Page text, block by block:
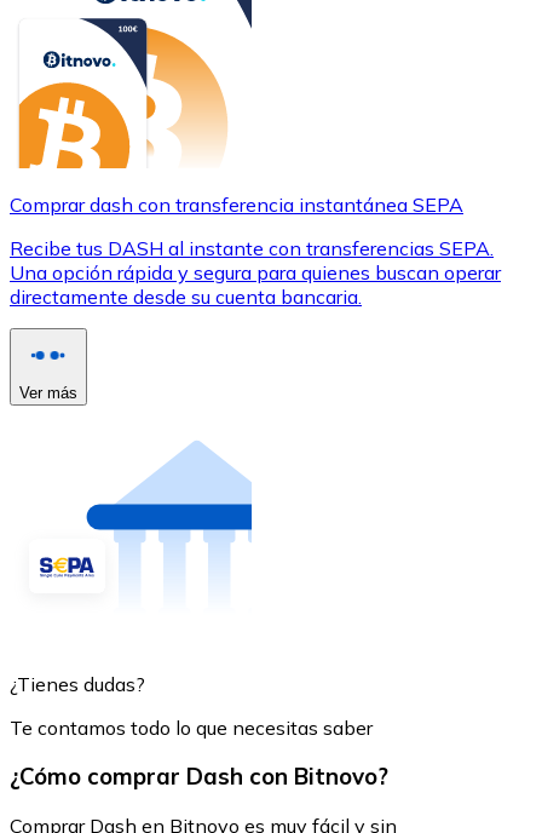
Comprar dash con transferencia instantánea SEPA
Recibe tus DASH al instante con transferencias SEPA.
Una opción rápida y segura para quienes buscan operar
directamente desde su cuenta bancaria.
Ver más
¿Tienes dudas?
Te contamos todo lo que necesitas saber
¿Cómo comprar Dash con Bitnovo?
Comprar Dash en Bitnovo es muy fácil y sin